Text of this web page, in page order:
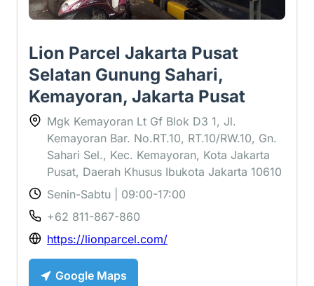
Lion Parcel Jakarta Pusat
Selatan Gunung Sahari,
Kemayoran, Jakarta Pusat
Mgk Kemayoran Lt Gf Blok D3 1, Jl.
Kemayoran Bar. No.RT.10, RT.10/RW.10, Gn.
Sahari Sel., Kec. Kemayoran, Kota Jakarta
Pusat, Daerah Khusus Ibukota Jakarta 10610
Senin-Sabtu | 09:00-17:00
+62 811-867-860
https://lionparcel.com/
Google Maps